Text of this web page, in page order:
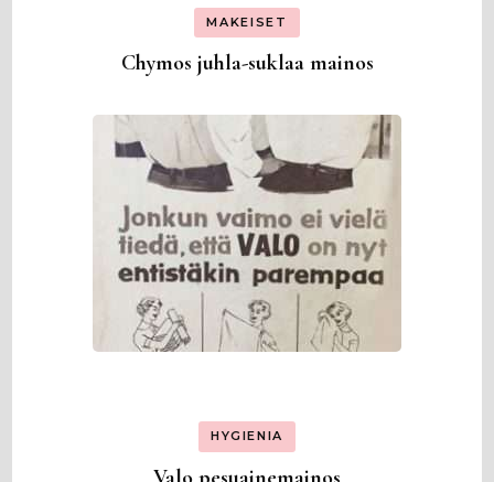
MAKEISET
Chymos juhla-suklaa mainos
HYGIENIA